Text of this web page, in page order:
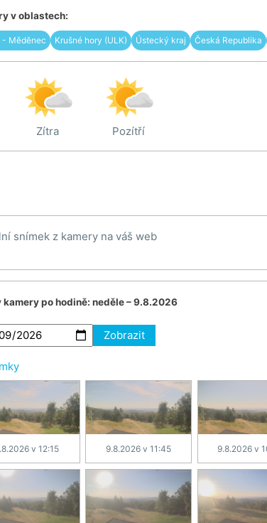
v oblastech:
- Měděnec Krušné hory (ULK) Ústecký kraj Česká Republika
Zítra Pozítří
snímek z kamery na váš web
kamery po hodině: neděle – 9.8.2026
Zobrazit
v 12:15 9.8.2026 v 11:45 9.8.2026 v